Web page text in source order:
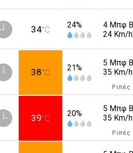
34°C 24%
4 Μπφ B
24 Km/h
38°C 21%
5 Μπφ
35 Km/h
39°C 20%
5 Μπφ
35 Km/h